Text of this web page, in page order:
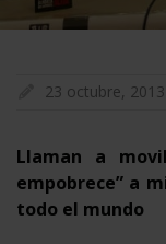
23 octubre, 2013
Llaman a
empobrece” a
todo el mundo